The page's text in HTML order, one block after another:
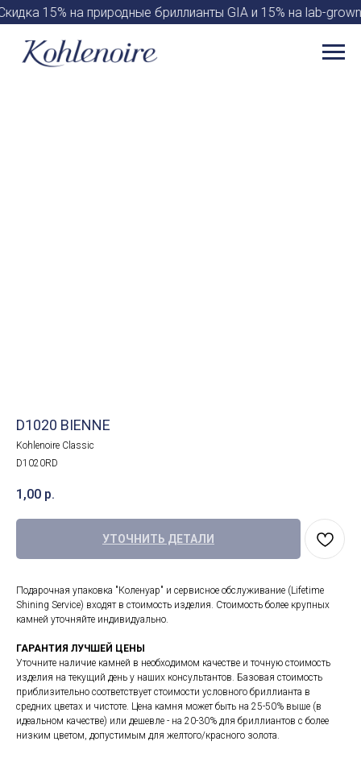
15% на природные бриллианты GIA и 15% на lab-
D1020 BIENNE
Kohlenoire Classic
D1020RD
1,00 р.
УТОЧНИТЬ ДЕТАЛИ
Подарочная упаковка "Коленуар" и сервисное обслуживание (Lifetime
Shining Service) входят в стоимость изделия. Стоимость более крупных
камней уточняйте индивидуально.
ГАРАНТИЯ ЛУЧШЕЙ ЦЕНЫ
Уточните наличие камней в необходимом качестве и точную стоимость
изделия на текущий день у наших консультантов. Базовая стоимость
приблизительно соответствует стоимости условного бриллианта в
средних цветах и чистоте. Цена камня может быть на 25-50% выше (в
идеальном качестве) или дешевле - на 20-30% для бриллиантов с более
низким цветом, допустимым для желтого/красного золота.